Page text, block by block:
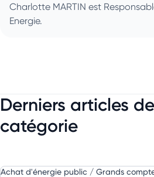
Charlotte MARTIN est
Energie.
Derniers articles
catégorie
Achat d'énergie public / Grands